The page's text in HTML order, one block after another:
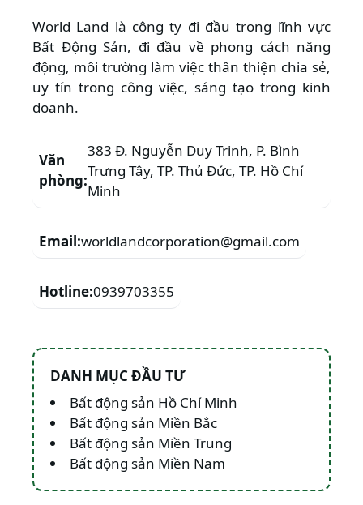
World Land là công ty đi đầu trong lĩnh vực
Bất Động Sản, đi đầu về phong cách năng
động, môi trường làm việc thân thiện chia sẻ,
uy tín trong công việc, sáng tạo trong kinh
doanh.
Văn
phòng:
383 Đ. Nguyễn Duy Trinh, P. Bình
Trưng Tây, TP. Thủ Đức, TP. Hồ Chí
Minh
Email:worldlandcorporation@gmail.com
Hotline:0939703355
DANH MỤC ĐẦU TƯ
Bất động sản Hồ Chí Minh
Bất động sản Miền Bắc
Bất động sản Miền Trung
Bất động sản Miền Nam